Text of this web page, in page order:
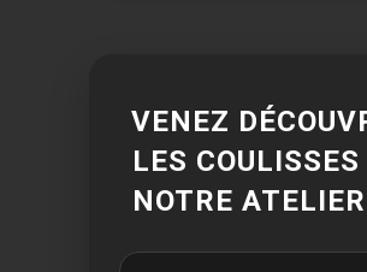
VENEZ
LES COULISSES
NOTRE ATELIER